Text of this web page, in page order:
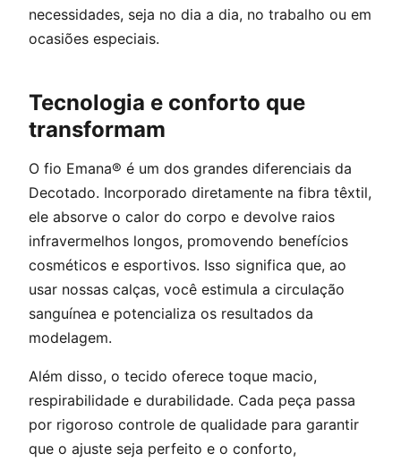
necessidades, seja no dia a dia, no trabalho ou em
ocasiões especiais.
Tecnologia e conforto que
transformam
O fio Emana® é um dos grandes diferenciais da
Decotado. Incorporado diretamente na fibra têxtil,
ele absorve o calor do corpo e devolve raios
infravermelhos longos, promovendo benefícios
cosméticos e esportivos. Isso significa que, ao
usar nossas calças, você estimula a circulação
sanguínea e potencializa os resultados da
modelagem.
Além disso, o tecido oferece toque macio,
respirabilidade e durabilidade. Cada peça passa
por rigoroso controle de qualidade para garantir
que o ajuste seja perfeito e o conforto,